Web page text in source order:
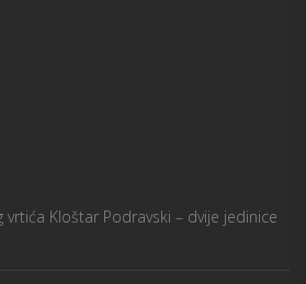
Kloštar Podravski – dvije jedinice